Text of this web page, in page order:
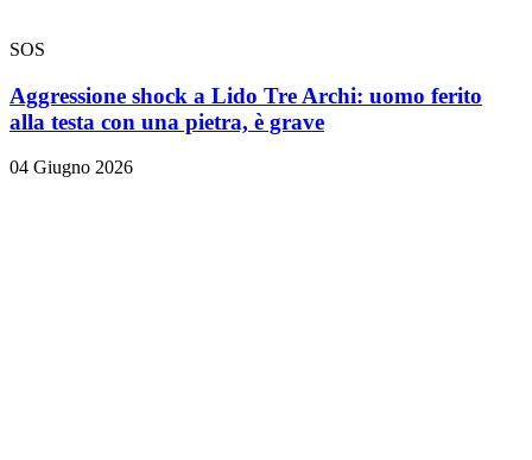
SOS
Aggressione shock a Lido Tre Archi: uomo ferito
alla testa con una pietra, è grave
04 Giugno 2026